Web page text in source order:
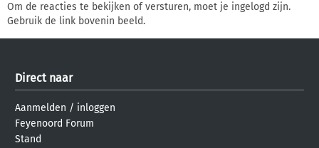
Om de reacties te bekijken of versturen, moet je ingelogd zijn.
Gebruik de link bovenin beeld.
Direct naar
Aanmelden / inloggen
Feyenoord Forum
Stand